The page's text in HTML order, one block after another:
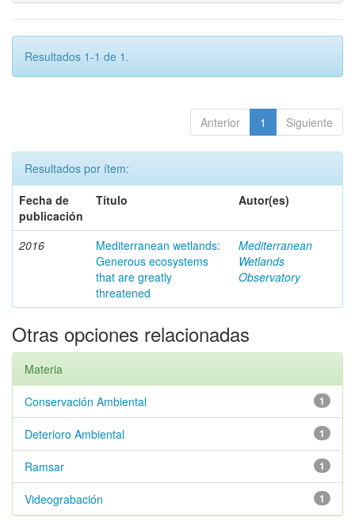
Resultados 1-1 de 1.
Anterior 1 Siguiente
Resultados por ítem:
Fecha de
publicación
Título Autor(es)
2016
Mediterranean wetlands:
Generous ecosystems
that are greatly
threatened
Mediterranean
Wetlands
Observatory
Otras opciones relacionadas
Materia
1
Conservación Ambiental
1
Deterioro Ambiental
1
Ramsar
1
Videograbación